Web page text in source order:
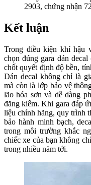
2903, chứng nhận
Kết luận
Trong điều kiện khí hậu
chọn đúng gara dán
chốt quyết định độ bền,
Dán decal không chỉ là
mà còn là lớp bảo vệ
lão hóa sơn và dễ dàng
đăng kiểm. Khi gara đáp
liệu chính hãng, quy trình
bảo hành minh bạch,
trong môi trường khắc
chiếc xe của bạn không
trong nhiều năm tới.